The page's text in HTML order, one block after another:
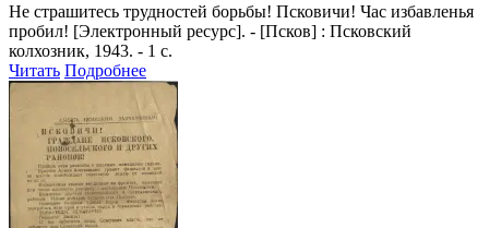
Не страшитесь трудностей борьбы! Псковичи! Час избавленья
пробил! [Электронный ресурс]. - [Псков] : Псковский
колхозник, 1943. - 1 с.
Читать Подробнее